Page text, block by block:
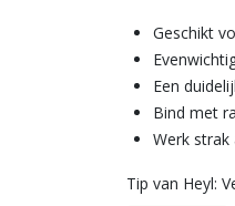
Geschikt
Een
Bind met
Werk
Tip van Heyl: